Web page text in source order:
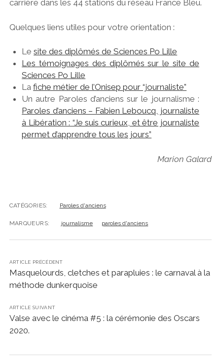
carrière dans les 44 stations du réseau France Bleu.
Quelques liens utiles pour votre orientation :
Lesite des diplômés de Sciences Po Lille
Les témoignages des diplômés sur le site de
Sciences Po Lille
Lafiche métier de l’Onisep pour “journaliste”
Un autre Paroles d’anciens sur le journalisme :
Paroles d’anciens – Fabien Leboucq, journaliste
à Libération : “Je suis curieux, et être journaliste
permet d’apprendre tous les jours”
Marion Galard
CATÉGORIES: Paroles d'anciens
MARQUEURS: journalisme paroles d'anciens
ARTICLE PRÉCÉDENT
Masquelourds, cletches et parapluies : le carnaval à la
méthode dunkerquoise
ARTICLE SUIVANT
Valse avec le cinéma #5 : la cérémonie des Oscars
2020.